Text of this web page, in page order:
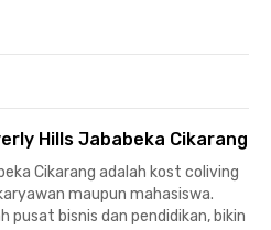
Hills Jababeka Cikarang
Cikarang adalah kost coliving
maupun mahasiswa.
pusat bisnis dan pendidikan, bikin